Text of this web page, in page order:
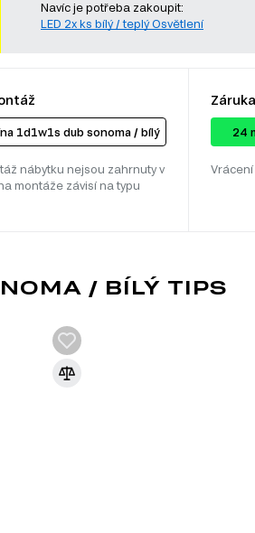
Navíc je potřeba zakoupit:
LED 2x ks bílý / teplý Osvětlení
1d1w1s dub sonoma / bílý
nábytku nejsou zahrnuty v
montáže závisí na typu
Záruka
24
/ BÍLÝ TIPS